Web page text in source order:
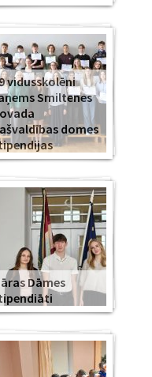
vidusskolēni
Smiltenes
domes
Dāmes